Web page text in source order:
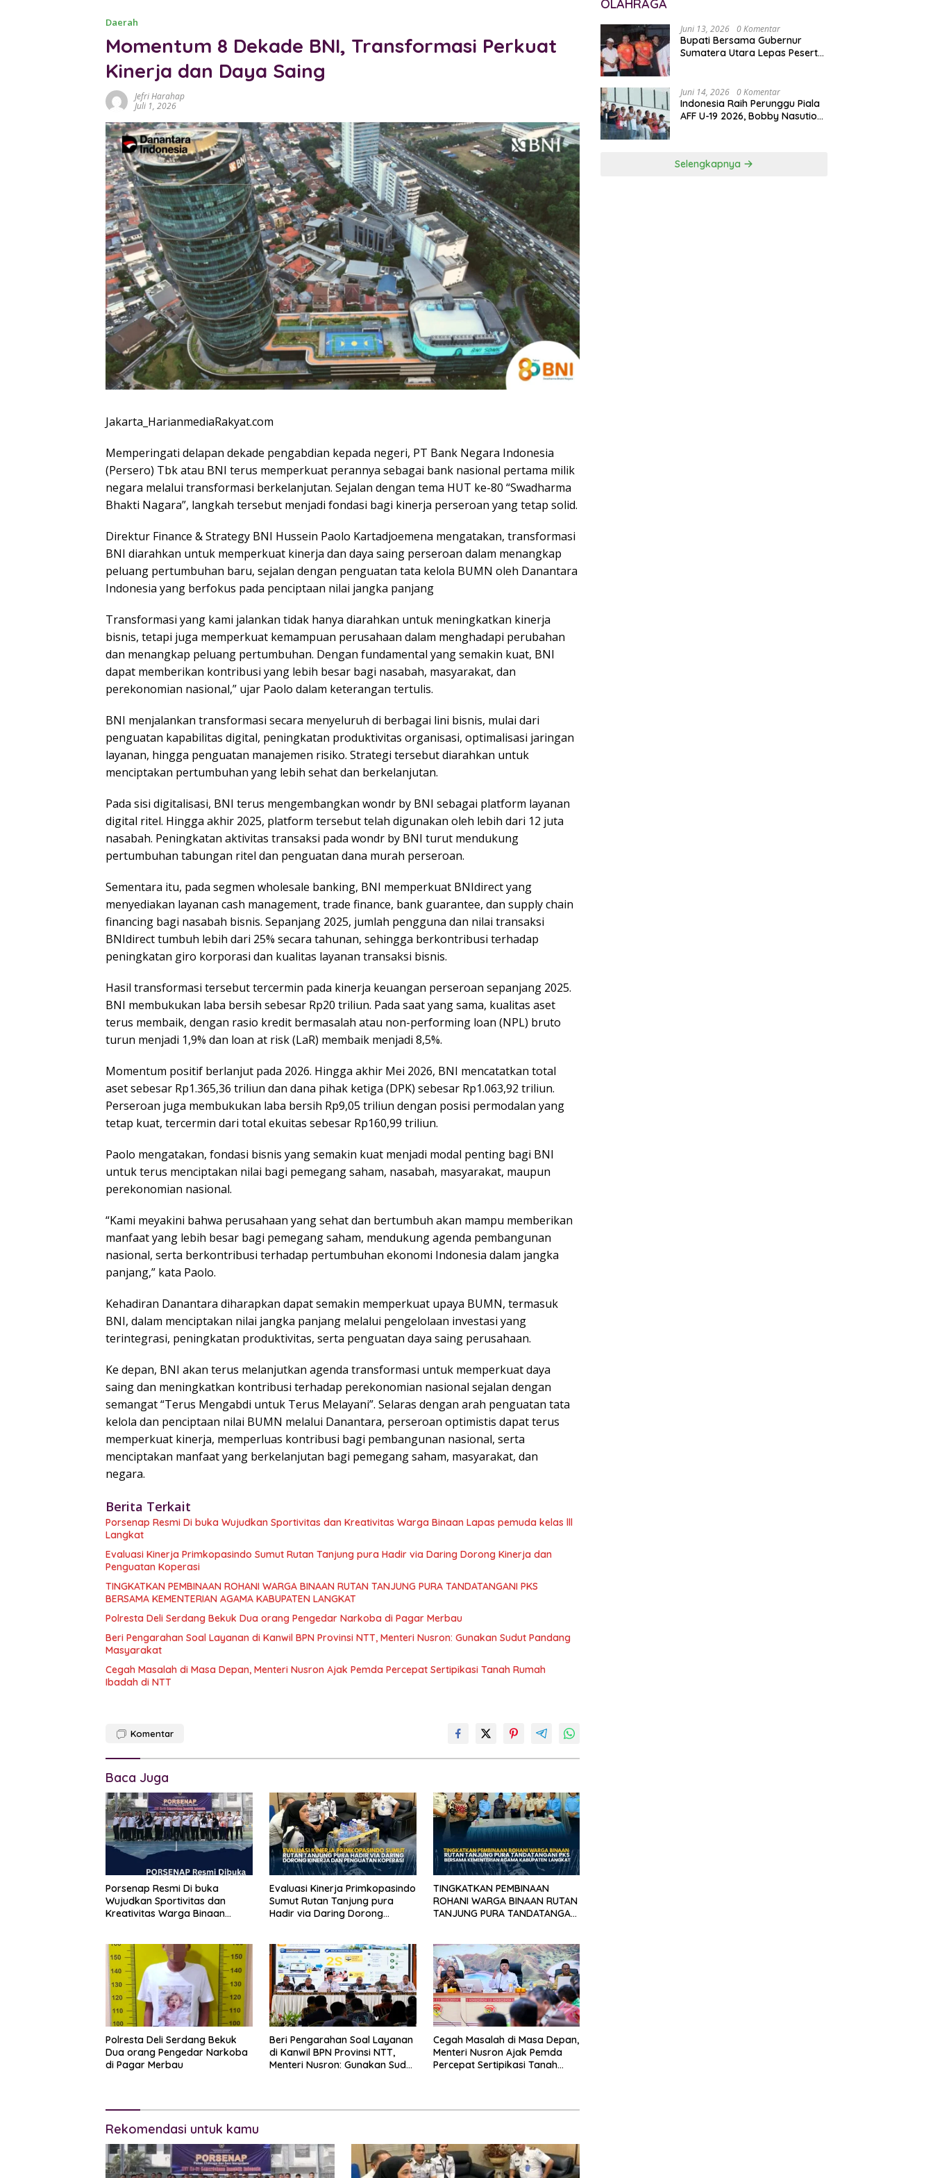
Daerah
Momentum 8 Dekade BNI, Transformasi Perkuat
Kinerja dan Daya Saing
Jefri Harahap
Juli 1, 2026
Jakarta_HarianmediaRakyat.com
Memperingati delapan dekade pengabdian kepada negeri, PT Bank Negara Indonesia
(Persero) Tbk atau BNI terus memperkuat perannya sebagai bank nasional pertama milik
negara melalui transformasi berkelanjutan. Sejalan dengan tema HUT ke-80 “Swadharma
Bhakti Nagara”, langkah tersebut menjadi fondasi bagi kinerja perseroan yang tetap solid.
Direktur Finance & Strategy BNI Hussein Paolo Kartadjoemena mengatakan, transformasi
BNI diarahkan untuk memperkuat kinerja dan daya saing perseroan dalam menangkap
peluang pertumbuhan baru, sejalan dengan penguatan tata kelola BUMN oleh Danantara
Indonesia yang berfokus pada penciptaan nilai jangka panjang
Transformasi yang kami jalankan tidak hanya diarahkan untuk meningkatkan kinerja
bisnis, tetapi juga memperkuat kemampuan perusahaan dalam menghadapi perubahan
dan menangkap peluang pertumbuhan. Dengan fundamental yang semakin kuat, BNI
dapat memberikan kontribusi yang lebih besar bagi nasabah, masyarakat, dan
perekonomian nasional,” ujar Paolo dalam keterangan tertulis.
BNI menjalankan transformasi secara menyeluruh di berbagai lini bisnis, mulai dari
penguatan kapabilitas digital, peningkatan produktivitas organisasi, optimalisasi jaringan
layanan, hingga penguatan manajemen risiko. Strategi tersebut diarahkan untuk
menciptakan pertumbuhan yang lebih sehat dan berkelanjutan.
Pada sisi digitalisasi, BNI terus mengembangkan wondr by BNI sebagai platform layanan
digital ritel. Hingga akhir 2025, platform tersebut telah digunakan oleh lebih dari 12 juta
nasabah. Peningkatan aktivitas transaksi pada wondr by BNI turut mendukung
pertumbuhan tabungan ritel dan penguatan dana murah perseroan.
Sementara itu, pada segmen wholesale banking, BNI memperkuat BNIdirect yang
menyediakan layanan cash management, trade finance, bank guarantee, dan supply chain
financing bagi nasabah bisnis. Sepanjang 2025, jumlah pengguna dan nilai transaksi
BNIdirect tumbuh lebih dari 25% secara tahunan, sehingga berkontribusi terhadap
peningkatan giro korporasi dan kualitas layanan transaksi bisnis.
Hasil transformasi tersebut tercermin pada kinerja keuangan perseroan sepanjang 2025.
BNI membukukan laba bersih sebesar Rp20 triliun. Pada saat yang sama, kualitas aset
terus membaik, dengan rasio kredit bermasalah atau non-performing loan (NPL) bruto
turun menjadi 1,9% dan loan at risk (LaR) membaik menjadi 8,5%.
Momentum positif berlanjut pada 2026. Hingga akhir Mei 2026, BNI mencatatkan total
aset sebesar Rp1.365,36 triliun dan dana pihak ketiga (DPK) sebesar Rp1.063,92 triliun.
Perseroan juga membukukan laba bersih Rp9,05 triliun dengan posisi permodalan yang
tetap kuat, tercermin dari total ekuitas sebesar Rp160,99 triliun.
Paolo mengatakan, fondasi bisnis yang semakin kuat menjadi modal penting bagi BNI
untuk terus menciptakan nilai bagi pemegang saham, nasabah, masyarakat, maupun
perekonomian nasional.
“Kami meyakini bahwa perusahaan yang sehat dan bertumbuh akan mampu memberikan
manfaat yang lebih besar bagi pemegang saham, mendukung agenda pembangunan
nasional, serta berkontribusi terhadap pertumbuhan ekonomi Indonesia dalam jangka
panjang,” kata Paolo.
Kehadiran Danantara diharapkan dapat semakin memperkuat upaya BUMN, termasuk
BNI, dalam menciptakan nilai jangka panjang melalui pengelolaan investasi yang
terintegrasi, peningkatan produktivitas, serta penguatan daya saing perusahaan.
Ke depan, BNI akan terus melanjutkan agenda transformasi untuk memperkuat daya
saing dan meningkatkan kontribusi terhadap perekonomian nasional sejalan dengan
semangat “Terus Mengabdi untuk Terus Melayani”. Selaras dengan arah penguatan tata
kelola dan penciptaan nilai BUMN melalui Danantara, perseroan optimistis dapat terus
memperkuat kinerja, memperluas kontribusi bagi pembangunan nasional, serta
menciptakan manfaat yang berkelanjutan bagi pemegang saham, masyarakat, dan
negara.
Berita Terkait
Porsenap Resmi Di buka Wujudkan Sportivitas dan Kreativitas Warga Binaan Lapas pemuda kelas lll
Langkat
Evaluasi Kinerja Primkopasindo Sumut Rutan Tanjung pura Hadir via Daring Dorong Kinerja dan
Penguatan Koperasi
TINGKATKAN PEMBINAAN ROHANI WARGA BINAAN RUTAN TANJUNG PURA TANDATANGANI PKS
BERSAMA KEMENTERIAN AGAMA KABUPATEN LANGKAT
Polresta Deli Serdang Bekuk Dua orang Pengedar Narkoba di Pagar Merbau
Beri Pengarahan Soal Layanan di Kanwil BPN Provinsi NTT, Menteri Nusron: Gunakan Sudut Pandang
Masyarakat
Cegah Masalah di Masa Depan, Menteri Nusron Ajak Pemda Percepat Sertipikasi Tanah Rumah
Ibadah di NTT
Komentar
Baca Juga
Porsenap Resmi Di buka
Wujudkan Sportivitas dan
Kreativitas Warga Binaan
Evaluasi Kinerja Primkopasindo
Sumut Rutan Tanjung pura
Hadir via Daring Dorong
TINGKATKAN PEMBINAAN
ROHANI WARGA BINAAN RUTAN
TANJUNG PURA TANDATANGANI
Polresta Deli Serdang Bekuk
Dua orang Pengedar Narkoba
di Pagar Merbau
Beri Pengarahan Soal Layanan
di Kanwil BPN Provinsi NTT,
Menteri Nusron: Gunakan Sudut
Cegah Masalah di Masa Depan,
Menteri Nusron Ajak Pemda
Percepat Sertipikasi Tanah
Rekomendasi untuk kamu
OLAHRAGA
Juni 13, 2026 0 Komentar
Bupati Bersama Gubernur
Sumatera Utara Lepas Peserta
Juni 14, 2026 0 Komentar
Indonesia Raih Perunggu Piala
AFF U-19 2026, Bobby Nasution
Selengkapnya